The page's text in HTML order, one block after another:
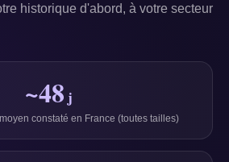
historique d'abord, à votre secteur
~48 j
constaté en France (toutes tailles)